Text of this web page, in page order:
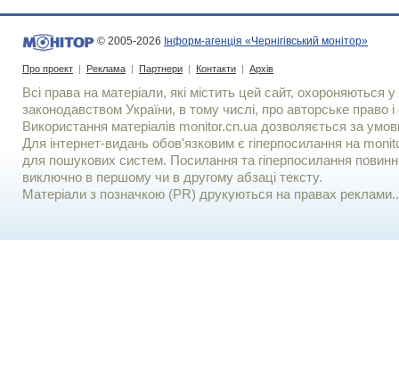
© 2005-2026 Інформ-агенція «Чернігівський монітор»
Про проект | Реклама | Партнери | Контакти | Архів
Всі права на матеріали, які містить цей сайт, охороняються у
законодавством України, в тому числі, про авторське право і
Використання матерiалiв monitor.cn.ua дозволяється за
Для iнтернет-видань обов'язковим є гiперпосилання на
для пошукових систем. Посилання та гіперпосилання
виключно в першому чи в другому абзаці тексту.
Матеріали з позначкою (PR) друкуються на правах реклами..